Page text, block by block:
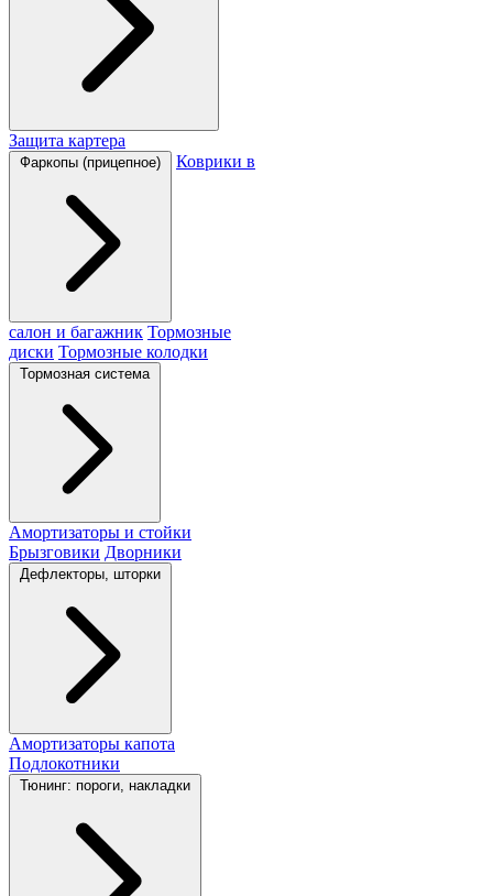
Защита картера
Фаркопы (прицепное) Коврики в
салон и багажник Тормозные
диски Тормозные колодки
Тормозная система
Амортизаторы и стойки
Брызговики Дворники
Дефлекторы, шторки
Амортизаторы капота
Подлокотники
Тюнинг: пороги, накладки